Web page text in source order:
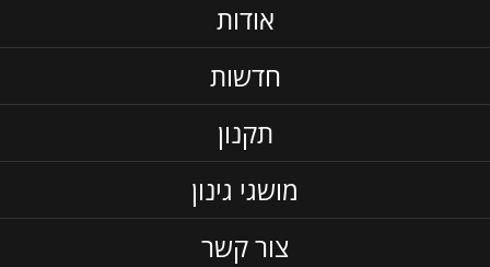
אודות
חדשות
תקנון
מושגי גינון
צור קשר